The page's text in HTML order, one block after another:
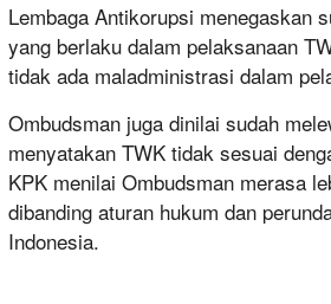
Lembaga Antikorupsi menegaskan
yang berlaku dalam pelaksanaan
tidak ada maladministrasi dalam
Ombudsman juga dinilai sudah
menyatakan TWK tidak sesuai
KPK menilai Ombudsman merasa
dibanding aturan hukum dan
Indonesia.